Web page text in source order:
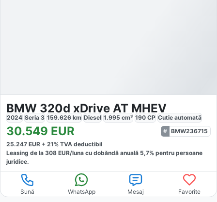
BMW 320d xDrive AT MHEV
2024 Seria 3 159.626 km Diesel 1.995 cm³ 190 CP Cutie automată
30.549 EUR
BMW236715
25.247 EUR + 21% TVA deductibil
Leasing de la 308 EUR/luna cu dobăndă anuală 5,7% pentru persoane
juridice.
Sună WhatsApp Mesaj Favorite